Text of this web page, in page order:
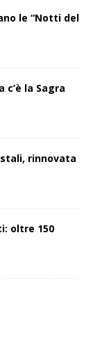
le “Notti del
c’è la Sagra
rinnovata
oltre 150